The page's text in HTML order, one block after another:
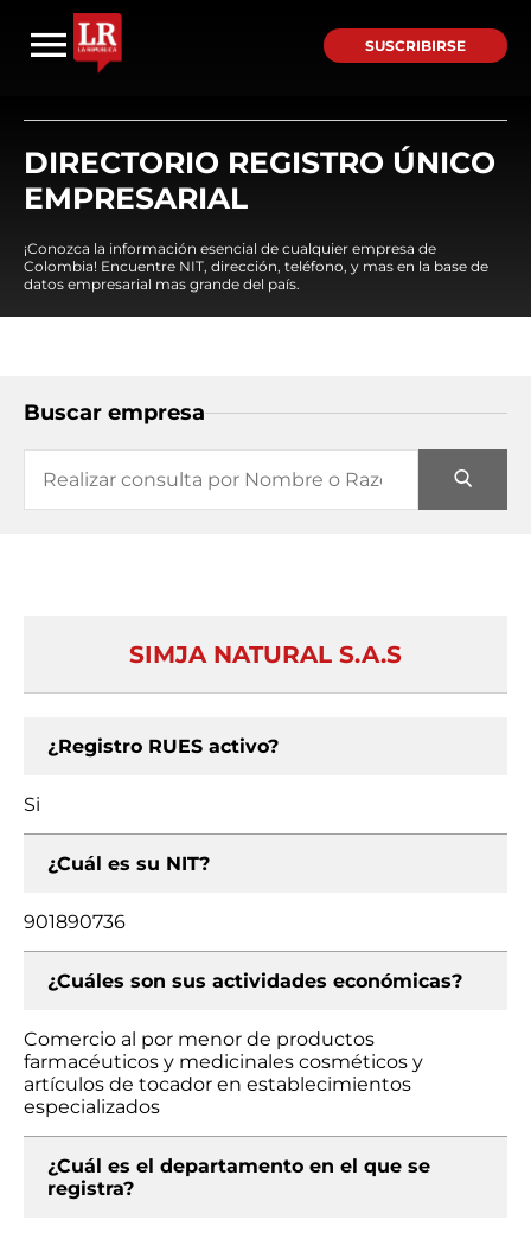
SUSCRIBIRSE
DIRECTORIO REGISTRO ÚNICO
EMPRESARIAL
¡Conozca la información esencial de cualquier empresa de
Colombia! Encuentre NIT, dirección, teléfono, y mas en la base de
datos empresarial mas grande del país.
Buscar empresa
SIMJA NATURAL S.A.S
¿Registro RUES activo?
Si
¿Cuál es su NIT?
901890736
¿Cuáles son sus actividades económicas?
Comercio al por menor de productos
farmacéuticos y medicinales cosméticos y
artículos de tocador en establecimientos
especializados
¿Cuál es el departamento en el que se
registra?